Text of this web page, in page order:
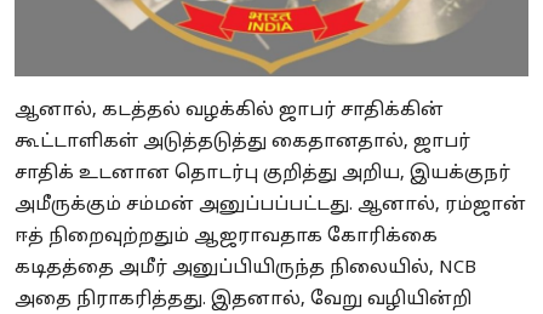
ஆனால், கடத்தல் வழக்கில் ஜாபர் சாதிக்கின்
கூட்டாளிகள் அடுத்தடுத்து கைதானதால், ஜாபர்
சாதிக் உடனான தொடர்பு குறித்து அறிய, இயக்குநர்
அமீருக்கும் சம்மன் அனுப்பப்பட்டது. ஆனால், ரம்ஜான்
ஈத் நிறைவுற்றதும் ஆஜராவதாக கோரிக்கை
கடிதத்தை அமீர் அனுப்பியிருந்த நிலையில், NCB
அதை நிராகரித்தது. இதனால், வேறு வழியின்றி